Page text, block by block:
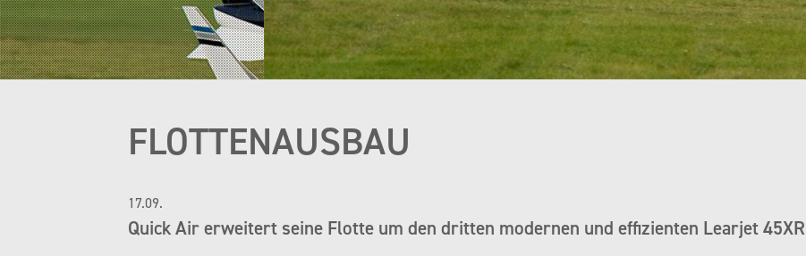
FLOTTENAUSBAU
17.09.
Quick Air erweitert seine Flotte um den dritten modernen und effizienten Learjet 45XR